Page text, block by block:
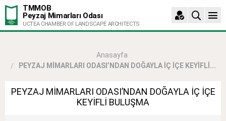
TMMOB
Peyzaj Mimarları Odası
UCTEA CHAMBER OF LANDSCAPE ARCHITECTS
Anasayfa
PEYZAJ MİMARLARI ODASI’NDAN DOĞAYLA İÇ İÇE KEYİFLİ...
PEYZAJ MİMARLARI ODASI’NDAN DOĞAYLA İÇ İÇE
KEYİFLİ BULUŞMA